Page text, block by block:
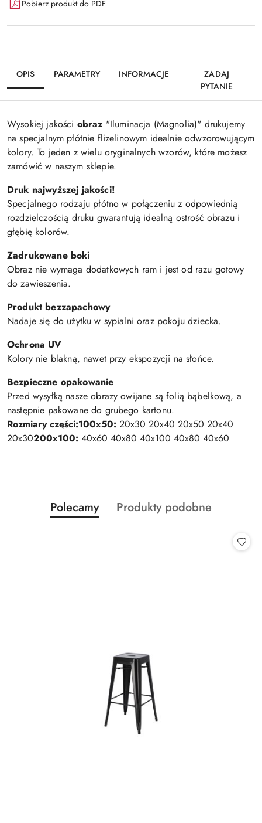
Pobierz produkt do PDF
OPIS PARAMETRY INFORMACJE
ZADAJ
PYTANIE
Wysokiej jakości obraz "Iluminacja (Magnolia)" drukujemy
na specjalnym płótnie flizelinowym idealnie odwzorowującym
kolory. To jeden z wielu oryginalnych wzorów, które możesz
zamówić w naszym sklepie.
Druk najwyższej jakości!
Specjalnego rodzaju płótno w połączeniu z odpowiednią
rozdzielczością druku gwarantują idealną ostrość obrazu i
głębię kolorów.
Zadrukowane boki
Obraz nie wymaga dodatkowych ram i jest od razu gotowy
do zawieszenia.
Produkt bezzapachowy
Nadaje się do użytku w sypialni oraz pokoju dziecka.
Ochrona UV
Kolory nie blakną, nawet przy ekspozycji na słońce.
Bezpieczne opakowanie
Przed wysyłką nasze obrazy owijane są folią bąbelkową, a
następnie pakowane do grubego kartonu.
Rozmiary części:100x50: 20x30 20x40 20x50 20x40
20x30200x100: 40x60 40x80 40x100 40x80 40x60
Pomiń karuzelę produktów
Produkty
o
Polecamy
Produkty
Produkty podobne